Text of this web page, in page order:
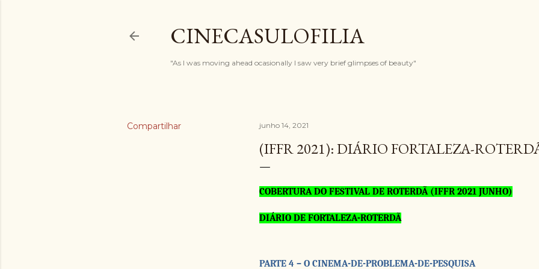
CINECASULOFILIA
"As I was moving ahead ocasionally I saw very brief glimpses of beauty"
Compartilhar junho 14, 2021
(IFFR 2021): DIÁRIO FORTALEZA-
COBERTURA DO FESTIVAL DE ROTERDÃ (IFFR 2021 JUNHO)
DIÁRIO DE FORTALEZA-ROTERDÃ
PARTE 4 – O CINEMA-DE-PROBLEMA-DE-PESQUISA